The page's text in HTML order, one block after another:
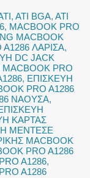
,ATI BGA,ATI
, MACBOOK PRO
MACBOOK
A1286 ΛΑΡΙΣΑ,
DC JACK
PRO
, ΕΠΙΣΚΕΥΗ
PRO A1286
ΝΑΟΥΣΑ,
ΚΑΡΤΑΣ
ΜΕΝΤΕΣΕ
MACBOOK
PRO A1286
A1286,
A1286